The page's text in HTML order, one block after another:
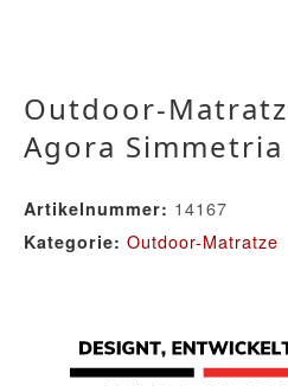
Outdoor-
Agora
Artikelnummer: 14167
Kategorie: Outdoor-Matratze